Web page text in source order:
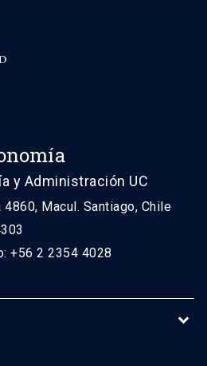
y Administración UC
4860, Macul. Santiago, Chile
+56 2 2354 4028